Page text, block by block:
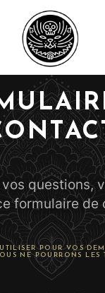
Dino Vallely
questions,
formulaire de
POUR VOS
NE POURRONS LES